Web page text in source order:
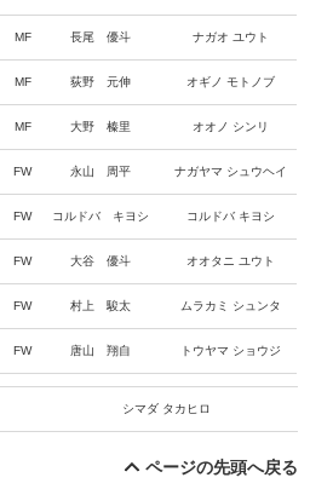
MF 長尾 優斗 ナガオ ユウト
MF 荻野 元伸 オギノ モトノブ
MF 大野 榛里 オオノ シンリ
FW 永山 周平 ナガヤマ シュウヘイ
FW コルドバ キヨシ コルドバ キヨシ
FW 大谷 優斗 オオタニ ユウト
FW 村上 駿太 ムラカミ シュンタ
FW 唐山 翔自 トウヤマ ショウジ
シマダ タカヒロ
ページの先頭へ戻る